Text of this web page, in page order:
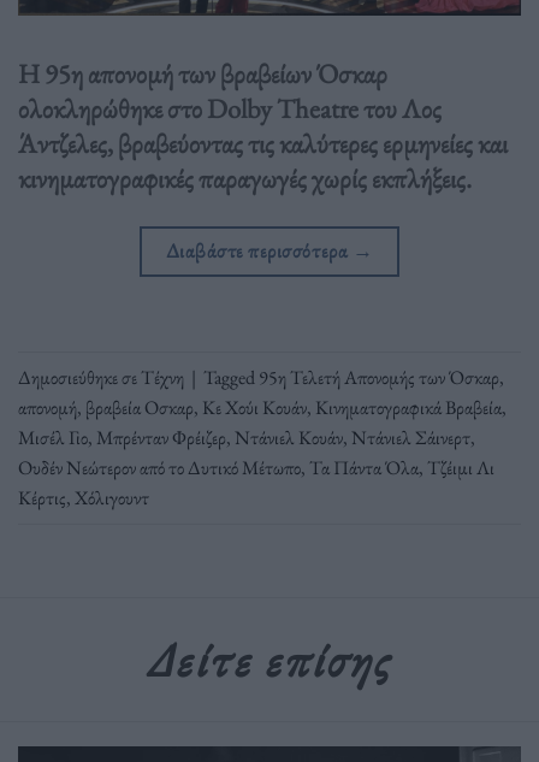
Η 95η απονομή των βραβείων Όσκαρ
ολοκληρώθηκε στο Dolby Theatre του Λος
Άντζελες, βραβεύοντας τις καλύτερες ερμηνείες και
κινηματογραφικές παραγωγές χωρίς εκπλήξεις.
Διαβάστε περισσότερα →
Δημοσιεύθηκε σεΤέχνη | Tagged95η Τελετή Απονομής των Όσκαρ,
απονομή, βραβεία Οσκαρ, Κε Χούι Κουάν, Κινηματογραφικά Βραβεία,
Μισέλ Γιο, Μπρένταν Φρέιζερ, Ντάνιελ Κουάν, Ντάνιελ Σάινερτ,
Ουδέν Νεώτερον από το Δυτικό Μέτωπο, Τα Πάντα Όλα, Τζέιμι Λι
Κέρτις,Χόλιγουντ
Δείτε επίσης